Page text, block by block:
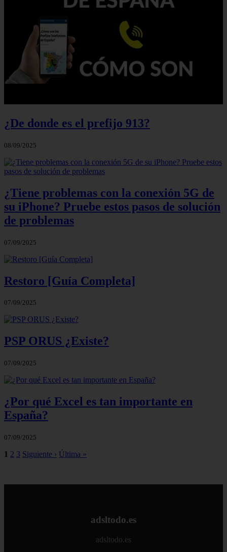
¿De donde es el prefijo 913?
08/09/2025
¿Tiene problemas con la conexión 5G de
su iPhone? Pruebe estos pasos de solución
de problemas
07/09/2025
Restoro [Guía Completa]
07/09/2025
PSP ORUS ¿Existe?
07/09/2025
¿Por qué Excel es tan importante en
España?
07/09/2025
1 2 3 Siguiente › Última »
adsltodo.es
adsltodo.es